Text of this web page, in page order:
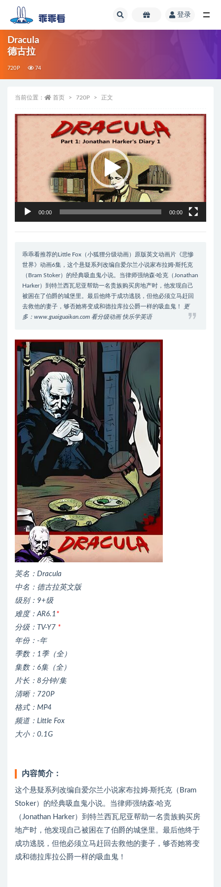
登录
Dracula
德古拉
720P 74
当前位置： 首页 720P 正文
视
放
器
00:00 00:00
乖乖看推荐的Little Fox（小狐狸分级动画）原版英文动画片《悲惨
世界》动画6集，这个悬疑系列改编自爱尔兰小说家布拉姆·斯托克
（Bram Stoker）的经典吸血鬼小说。当律师强纳森·哈克（Jonathan
Harker）到特兰西瓦尼亚帮助一名贵族购买房地产时，他发现自己
被困在了伯爵的城堡里。最后他终于成功逃脱，但他必须立马赶回
去救他的妻子，够否她将变成和德拉库拉公爵一样的吸血鬼！
更
多：www.guaiguaikan.com 看分级动画 快乐学英语
英名：Dracula
中名：德古拉英文版
级别：9+级
难度：AR6.1 *
分级：TV-Y7 *
年份：-年
季数：1季（全）
集数：6集（全）
片长：8分钟/集
清晰：720P
格式：MP4
频道：Little Fox
大小：0.1G
内容简介：
这个悬疑系列改编自爱尔兰小说家布拉姆·斯托克（Bram
Stoker）的经典吸血鬼小说。当律师强纳森·哈克
（Jonathan Harker）到特兰西瓦尼亚帮助一名贵族购买房
地产时，他发现自己被困在了伯爵的城堡里。最后他终于
成功逃脱，但他必须立马赶回去救他的妻子，够否她将变
成和德拉库拉公爵一样的吸血鬼！